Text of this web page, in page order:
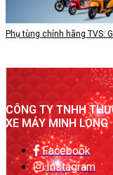
Phụ tùng chính hãng TVS:
CÔNG TY TNHH
XE MÁY MINH LONG
Facebook
Instagram